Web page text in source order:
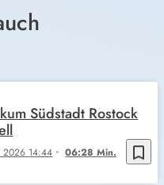
bookmark_border
2026 14:44 06:28 Min.
Südstadt Rostock